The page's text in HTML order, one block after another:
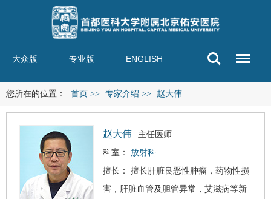
大众版 专业版 ENGLISH
您所在的位置： 首页 >> 专家介绍 >> 赵大伟
赵大伟
主任医师
科室： 放射科
擅长： 擅长肝脏良恶性肿瘤，药物性损
害，肝脏血管及胆管异常， 艾滋病等新